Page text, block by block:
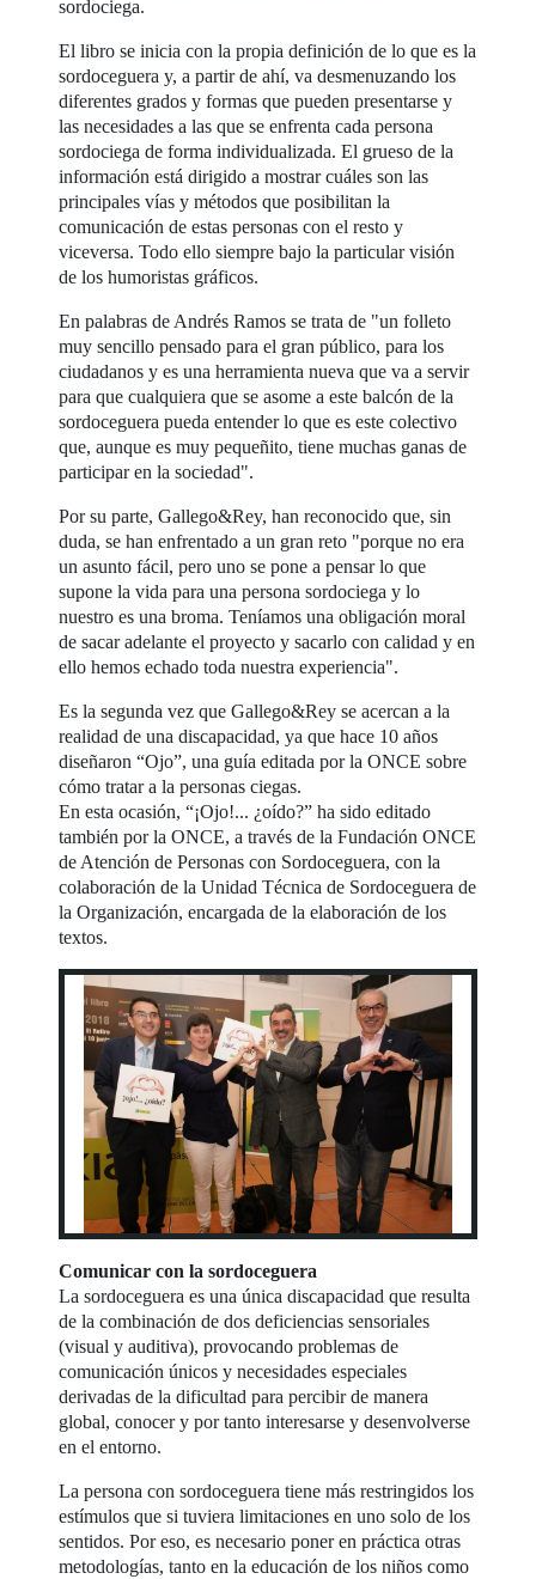
sordociega.
El libro se inicia con la propia definición de lo que es la
sordoceguera y, a partir de ahí, va desmenuzando los
diferentes grados y formas que pueden presentarse y
las necesidades a las que se enfrenta cada persona
sordociega de forma individualizada. El grueso de la
información está dirigido a mostrar cuáles son las
principales vías y métodos que posibilitan la
comunicación de estas personas con el resto y
viceversa. Todo ello siempre bajo la particular visión
de los humoristas gráficos.
En palabras de Andrés Ramos se trata de "un folleto
muy sencillo pensado para el gran público, para los
ciudadanos y es una herramienta nueva que va a servir
para que cualquiera que se asome a este balcón de la
sordoceguera pueda entender lo que es este colectivo
que, aunque es muy pequeñito, tiene muchas ganas de
participar en la sociedad".
Por su parte, Gallego&Rey, han reconocido que, sin
duda, se han enfrentado a un gran reto "porque no era
un asunto fácil, pero uno se pone a pensar lo que
supone la vida para una persona sordociega y lo
nuestro es una broma. Teníamos una obligación moral
de sacar adelante el proyecto y sacarlo con calidad y en
ello hemos echado toda nuestra experiencia".
Es la segunda vez que Gallego&Rey se acercan a la
realidad de una discapacidad, ya que hace 10 años
diseñaron “Ojo”, una guía editada por la ONCE sobre
cómo tratar a la personas ciegas.
En esta ocasión, “¡Ojo!... ¿oído?” ha sido editado
también por la ONCE, a través de la Fundación ONCE
de Atención de Personas con Sordoceguera, con la
colaboración de la Unidad Técnica de Sordoceguera de
la Organización, encargada de la elaboración de los
textos.
Comunicar con la sordoceguera
La sordoceguera es una única discapacidad que resulta
de la combinación de dos deficiencias sensoriales
(visual y auditiva), provocando problemas de
comunicación únicos y necesidades especiales
derivadas de la dificultad para percibir de manera
global, conocer y por tanto interesarse y desenvolverse
en el entorno.
La persona con sordoceguera tiene más restringidos los
estímulos que si tuviera limitaciones en uno solo de los
sentidos. Por eso, es necesario poner en práctica otras
metodologías, tanto en la educación de los niños como